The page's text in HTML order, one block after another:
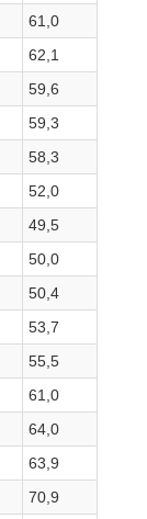
61,0
62,1
59,6
59,3
58,3
52,0
49,5
50,0
50,4
53,7
55,5
61,0
64,0
63,9
70,9